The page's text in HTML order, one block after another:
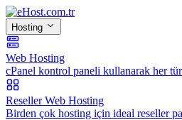
Hosting
Web Hosting
cPanel kontrol paneli kullanarak her
Reseller Web Hosting
Birden çok hosting için ideal reseller